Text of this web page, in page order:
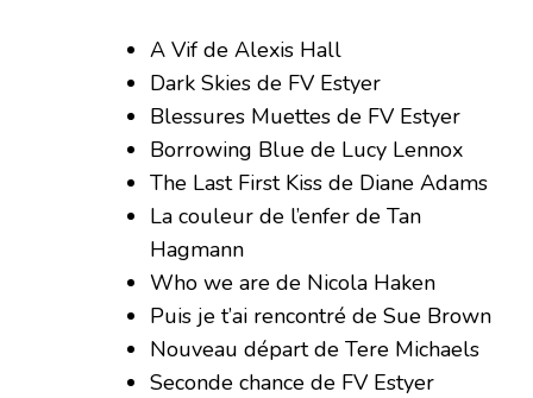
A Vif de Alexis Hall
Dark Skies de FV Estyer
Blessures Muettes de FV Estyer
Borrowing Blue de Lucy Lennox
The Last First Kiss de Diane Adams
La couleur de l’enfer de Tan
Hagmann
Who we are de Nicola Haken
Puis je t’ai rencontré de Sue Brown
Nouveau départ de Tere Michaels
Seconde chance de FV Estyer